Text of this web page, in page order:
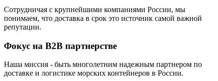
Сотрудничая с крупнейшими компаниями России, мы
понимаем, что доставка в срок это источник самой важной
репутации.
Фокус на B2B партнерстве
Наша миссия - быть многолетним надежным партнером по
доставке и логистике морских контейнеров в России.